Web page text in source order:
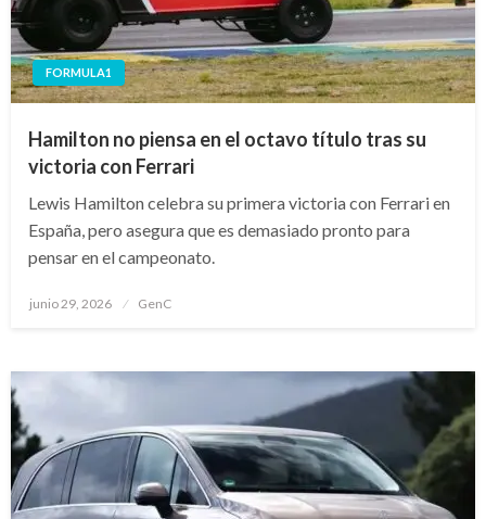
FORMULA1
Hamilton no piensa en el octavo título tras su
victoria con Ferrari
Lewis Hamilton celebra su primera victoria con Ferrari en
España, pero asegura que es demasiado pronto para
pensar en el campeonato.
Publicado
junio 29, 2026 GenC